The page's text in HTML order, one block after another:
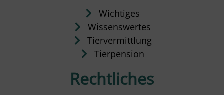
Wichtiges
Wissenswertes
Tiervermittlung
Tierpension
Rechtliches